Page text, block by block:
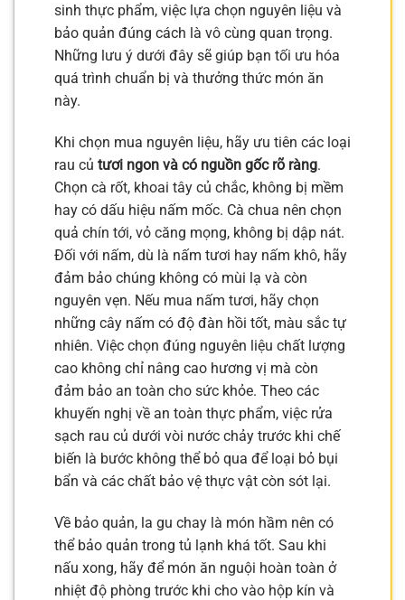
sinh thực phẩm, việc lựa chọn nguyên liệu và
bảo quản đúng cách là vô cùng quan trọng.
Những lưu ý dưới đây sẽ giúp bạn tối ưu hóa
quá trình chuẩn bị và thưởng thức món ăn
này.
Khi chọn mua nguyên liệu, hãy ưu tiên các loại
rau củ tươi ngon và có nguồn gốc rõ ràng.
Chọn cà rốt, khoai tây củ chắc, không bị mềm
hay có dấu hiệu nấm mốc. Cà chua nên chọn
quả chín tới, vỏ căng mọng, không bị dập nát.
Đối với nấm, dù là nấm tươi hay nấm khô, hãy
đảm bảo chúng không có mùi lạ và còn
nguyên vẹn. Nếu mua nấm tươi, hãy chọn
những cây nấm có độ đàn hồi tốt, màu sắc tự
nhiên. Việc chọn đúng nguyên liệu chất lượng
cao không chỉ nâng cao hương vị mà còn
đảm bảo an toàn cho sức khỏe. Theo các
khuyến nghị về an toàn thực phẩm, việc rửa
sạch rau củ dưới vòi nước chảy trước khi chế
biến là bước không thể bỏ qua để loại bỏ bụi
bẩn và các chất bảo vệ thực vật còn sót lại.
Về bảo quản, la gu chay là món hầm nên có
thể bảo quản trong tủ lạnh khá tốt. Sau khi
nấu xong, hãy để món ăn nguội hoàn toàn ở
nhiệt độ phòng trước khi cho vào hộp kín và